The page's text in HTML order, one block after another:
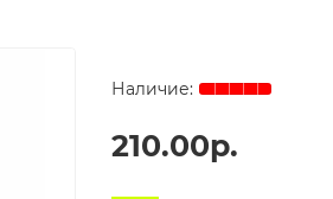
210.00р.